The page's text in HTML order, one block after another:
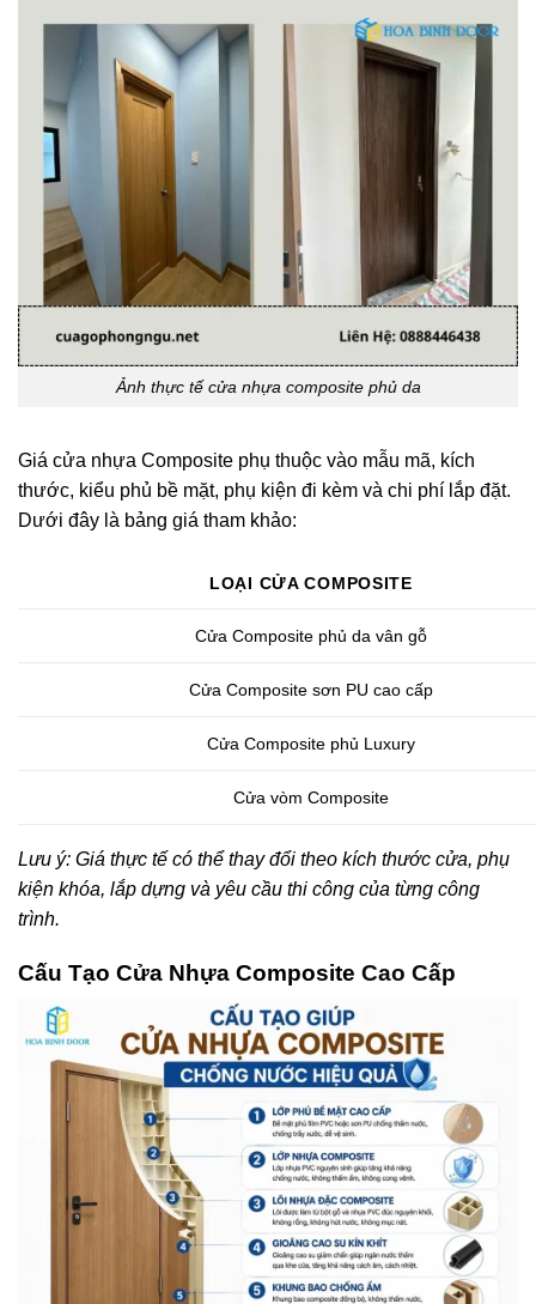
Ảnh thực tế cửa nhựa composite phủ da
Giá cửa nhựa Composite phụ thuộc vào mẫu mã, kích
thước, kiểu phủ bề mặt, phụ kiện đi kèm và chi phí lắp đặt.
Dưới đây là bảng giá tham khảo:
LOẠI CỬA COMPOSITE
Cửa Composite phủ da vân gỗ
Cửa Composite sơn PU cao cấp
Cửa Composite phủ Luxury
Cửa vòm Composite
Lưu ý: Giá thực tế có thể thay đổi theo kích thước cửa, phụ
kiện khóa, lắp dựng và yêu cầu thi công của từng công
trình.
Cấu Tạo Cửa Nhựa Composite Cao Cấp